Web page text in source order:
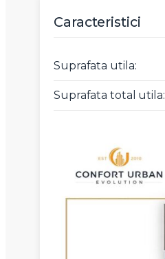
Caracteristici
Suprafata utila:
Suprafata total utila: